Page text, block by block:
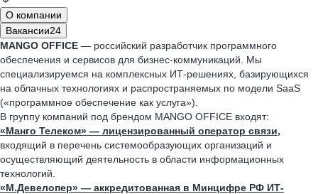
О компании
Вакансии24
MANGO OFFICE — российский разработчик программного
обеспечения и сервисов для бизнес-коммуникаций. Мы
специализируемся на комплексных ИТ-решениях, базирующихся
на облачных технологиях и распространяемых по модели SaaS
(«программное обеспечение как услуга»).
В группу компаний под брендом MANGO OFFICE входят:
«Манго Телеком» — лицензированный оператор связи,
входящий в перечень системообразующих организаций и
осуществляющий деятельность в области информационных
технологий.
«М.Девелопер» — аккредитованная в Минцифре РФ ИТ-